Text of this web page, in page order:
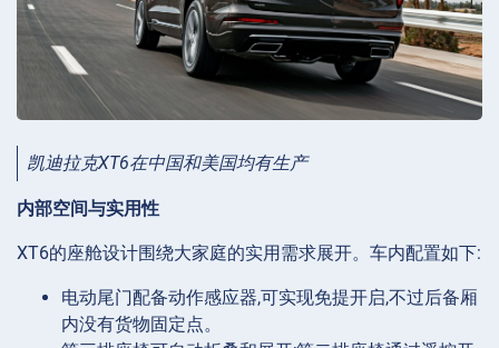
凯迪拉克XT6在中国和美国均有生产
内部空间与实用性
XT6的座舱设计围绕大家庭的实用需求展开。车内配置如下:
电动尾门配备动作感应器,可实现免提开启,不过后备厢
内没有货物固定点。